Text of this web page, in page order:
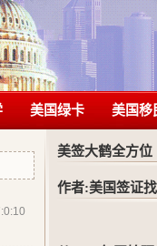
美国绿卡 美国移
美签大鹤全方位
作者:美国签证